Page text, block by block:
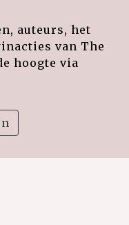
auteurs, het
van The
hoogte via